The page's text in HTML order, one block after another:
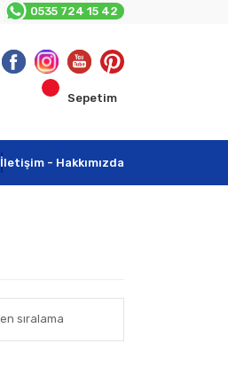
0535 724 15 42
Sepetim
İletişim - Hakkımızda